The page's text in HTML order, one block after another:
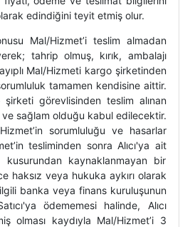
edindiğini teyit etmiş olur.
Mal/Hizmet’i teslim almadan
tahrip olmuş, kırık, ambalajı
ayıplı Mal/Hizmeti kargo şirketinden
tamamen kendisine aittir.
şirketi görevlisinden teslim alınan
ve sağlam olduğu kabul edilecektir.
sorumluluğu ve hasarlar
tesliminden sonra Alıcı'ya ait
kusurundan kaynaklanmayan bir
haksız veya hukuka aykırı olarak
ilgili banka veya finans kuruluşunun
ödememesi halinde, Alıcı
olması kaydıyla Mal/Hizmet’i 3